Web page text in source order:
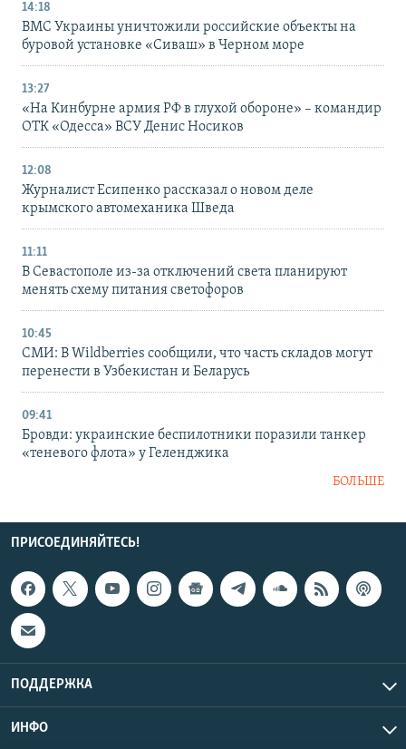
14:18
ВМС Украины уничтожили российские объекты на
буровой установке «Сиваш» в Черном море
13:27
«На Кинбурне армия РФ в глухой обороне» – командир
ОТК «Одесса» ВСУ Денис Носиков
12:08
Журналист Есипенко рассказал о новом деле
крымского автомеханика Шведа
11:11
В Севастополе из-за отключений света планируют
менять схему питания светофоров
10:45
СМИ: В Wildberries сообщили, что часть складов могут
перенести в Узбекистан и Беларусь
09:41
Бровди: украинские беспилотники поразили танкер
«теневого флота» у Геленджика
БОЛЬШЕ
ПРИСОЕДИНЯЙТЕСЬ!
ПОДДЕРЖКА
ИНФО